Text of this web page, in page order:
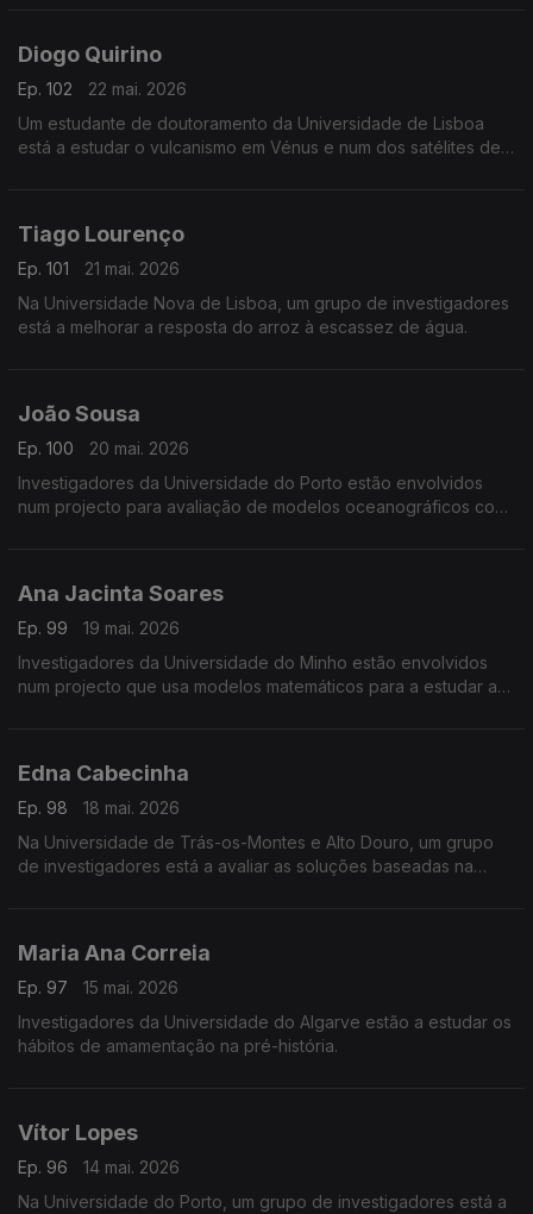
Diogo Quirino
Ep. 102
22 mai. 2026
Um estudante de doutoramento da Universidade de Lisboa
está a estudar o vulcanismo em Vénus e num dos satélites de
Tiago Lourenço
Ep. 101
21 mai. 2026
Na Universidade Nova de Lisboa, um grupo de investigadores
está a melhorar a resposta do arroz à escassez de água.
João Sousa
Ep. 100
20 mai. 2026
Investigadores da Universidade do Porto estão envolvidos
num projecto para avaliação de modelos oceanográficos com
Ana Jacinta Soares
Ep. 99
19 mai. 2026
Investigadores da Universidade do Minho estão envolvidos
num projecto que usa modelos matemáticos para a estudar a
Edna Cabecinha
Ep. 98
18 mai. 2026
Na Universidade de Trás-os-Montes e Alto Douro, um grupo
de investigadores está a avaliar as soluções baseadas na
Maria Ana Correia
Ep. 97
15 mai. 2026
Investigadores da Universidade do Algarve estão a estudar os
hábitos de amamentação na pré-história.
Vítor Lopes
Ep. 96
14 mai. 2026
Na Universidade do Porto, um grupo de investigadores está a